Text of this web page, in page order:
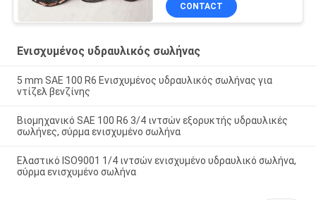
CONTACT
Ενισχυμένος υδραυλικός σωλήνας
5 mm SAE 100 R6 Ενισχυμένος υδραυλικός σωλήνας για
ντίζελ βενζίνης
Βιομηχανικό SAE 100 R6 3/4 ιντσών εξορυκτής υδραυλικές
σωλήνες, σύρμα ενισχυμένο σωλήνα
Ελαστικό ISO9001 1/4 ιντσών ενισχυμένο υδραυλικό σωλήνα,
σύρμα ενισχυμένο σωλήνα